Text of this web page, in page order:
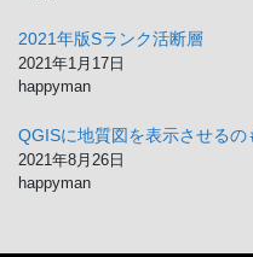
2021年版Sランク活断層
2021年1月17日
happyman
QGISに地質図を表示させる
2021年8月26日
happyman